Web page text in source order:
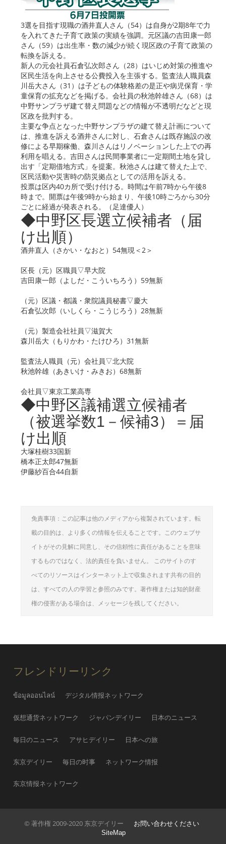
3選を目指す現職の酒井直人さん（54）は自身が2期8年で力
を入れてきた子育て政策の実績を強調。元区議の吉田康一郎
さん（59）は出生率・数の減少が続く現区政の子育て政策の
転換を訴える。
新人の元会社員石倉弘次郎さん（28）はいじめ対策の推進や
区民生活を向上させる公費投入を主張する。監査法人職員森
川岳大さん（31）は子どもの体験格差の是正や病児保育・学
童保育の拡充などを掲げる。会社員の秋池幹雄さん（68）は
中野サンプラザ建て替え問題などの情報が不透明だなどと現
区政を批判する。
主要な争点となった中野サンプラザの建て替え計画について
は、推進を訴える酒井さんに対し、石倉さんは既存施設の改
修による早期稼働、森川さんはリノベーションした上での再
利用を唱える。吉田さんは民間事業者に一定期間土地を貸し
出す「定期借地方式」を提案。秋池さんは建て替えた上で、
区民活動や災害時の防災拠点としての活用を訴える。
投票は区内40カ所で受け付ける。時間は午前7時から午後8
時まで。開票は午後9時から始まり、午後10時ごろから30分
ごとに経過が発表される。（足達優人）
◆中野区長選立候補者（届
け出順）
酒井直人（さかい・なおと）54無現＜2＞
区長（元）区職員▽早大院
吉田康一郎（よしだ・こういちろう）59無新
（元）区議・都議・衆院議員秘書▽慶大
石倉弘次郎（いしくら・こうじろう）28無新
（元）製造会社社員▽滋賀大
森川岳大（もりかわ・たけひろ）31無新
監査法人職員（元）会社員▽北大院
秋池幹雄（あきいけ・みきお）68無新
会社員▽東京工業高専
◆中野区議補選立候補者
（被選挙数1－候補3）＝届
け出順
大塚桂樹33国新
橋本正太郎47無新
伊藤紗百合44自新
免責事項：この記事は他のメディアから複製されています。転
載の目的は、より多くの情報を伝えることです。このウェブサ
イトがその見解に同意し、その信頼性に責任があることを意味
するものではなく、法的責任を負いません。 このサイトのす
べてのリソースはインターネット上で収集されます共有の目的
は、すべての人の学習と参照のみです。著作権または知的財産
権の侵害がある場合は、メッセージを残してください。
フレンドリーリンク
ข้อมูลออนไลน์ デジタル情报ネットワーク
仮想通货ネットワーク ジャパンデイリー 日本のニュース
毎日のニュース アサヒデイリー 日本への旅
东京デイリー 毎日の时事 ネットワーク情报
东京情报ネットワーク
© 著作権 2009-2020 东京デイリー
お問い合わせください
SiteMap